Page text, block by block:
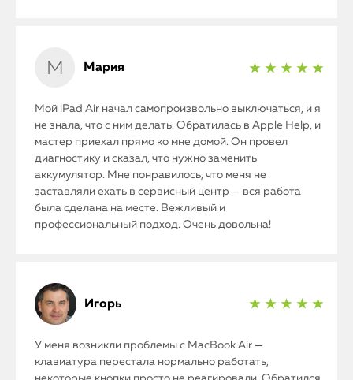
Мария ★ ★ ★ ★ ★
Мой iPad Air начал самопроизвольно выключаться, и я
не знала, что с ним делать. Обратилась в Apple Help, и
мастер приехал прямо ко мне домой. Он провел
диагностику и сказал, что нужно заменить
аккумулятор. Мне понравилось, что меня не
заставляли ехать в сервисный центр — вся работа
была сделана на месте. Вежливый и
профессиональный подход. Очень довольна!
Игорь ★ ★ ★ ★ ★
У меня возникли проблемы с MacBook Air —
клавиатура перестала нормально работать,